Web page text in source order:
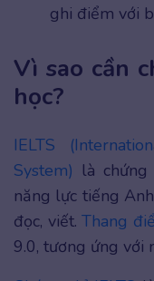
ghi điểm với
Vì sao cần
học?
IELTS
System) là
năng lực tiếng
đọc, viết.Thang
9.0, tương ứng với